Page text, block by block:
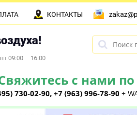
09:00 – 16:00
с нами по
730-02-90, +7 (963) 996-78-90 +
КОНТАКТЫ